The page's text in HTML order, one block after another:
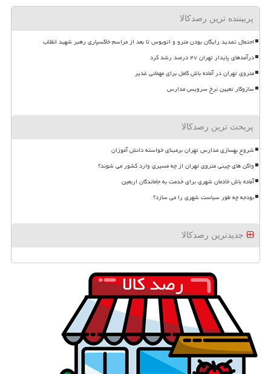
پربیننده ترین رصدکالا
احتمال تمدید رایگان بودن مترو و اتوبوس تا بعد از مراسم خاکسپاری رهبر شهید انقلاب
درآمدهای پایدار تهران ۴۷ درصد رشد کرد
متروی تهران در آماده باش کامل برای مهمانی غدیر
سازوکار تعیین نرخ سرویس مدارس
پربحث ترین رصدکالا
شروع بهسازی مدارس تهران برمبنای خواسته دانش آموزان
واگن های چینی متروی تهران از چه مسیری وارد کشور می شوند؟
آماده باش خادمان شهری برای خدمت به جاماندگان اربعین
بودجه چه طور سیاست شهری را می سازد؟
جدیدترین رصدکالا